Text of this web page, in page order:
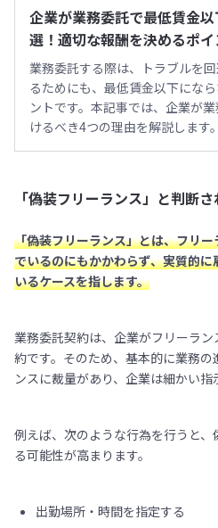
企業が業務委託で最低賃金
選！適切な報酬を決めるポ
業務委託する際は、トラブルを
るためにも、最低賃金以下にな
ントです。本記事では、企業が
けるべき4つの理由を解説しま
「偽装フリーランス」と判断
「偽装フリーランス」とは、フリ
でいるのにもかかわらず、実質的
いるケースを指します。
業務委託契約は、企業がフリーラ
約です。そのため、基本的に業務
ンスに裁量があり、企業は細かい指
例えば、次のような行為を行うと
る可能性が高まります。
出勤場所・時間を指定する